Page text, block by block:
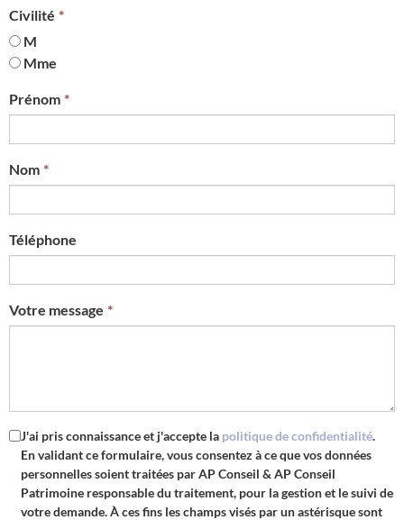
Civilité
M
Mme
Prénom
Nom
Téléphone
Votre message
J'ai pris connaissance et j'accepte la politique de confidentialité.
En validant ce formulaire, vous consentez à ce que vos données
personnelles soient traitées parAP Conseil & AP Conseil
Patrimoine responsable du traitement, pour la gestion et le suivi de
votre demande. À ces fins les champs visés par un astérisque sont